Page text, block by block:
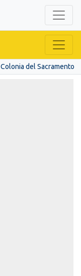
Colonia del Sacramento